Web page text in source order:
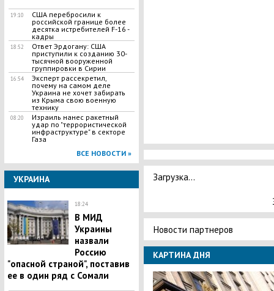
19:10
США перебросили к
российской границе более
десятка истребителей F-16 -
кадры
18:52
Ответ Эрдогану: США
приступили к созданию 30-
тысячной вооруженной
группировки в Сирии
16:54
Эксперт рассекретил,
почему на самом деле
Украина не хочет забирать
из Крыма свою военную
технику
08:20
Израиль нанес ракетный
удар по "террористической
инфраструктуре" в секторе
Газа
ВСЕ НОВОСТИ »
УКРАИНА
18:24
В МИД
Украины
назвали
Россию
"опасной страной", поставив
ее в один ряд с Сомали
Загрузка...
Новости партнеров
КАРТИНА ДНЯ